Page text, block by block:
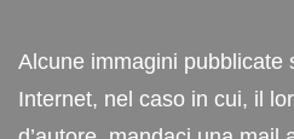
Alcune immagini pubblicate
Internet, nel caso in cui, il